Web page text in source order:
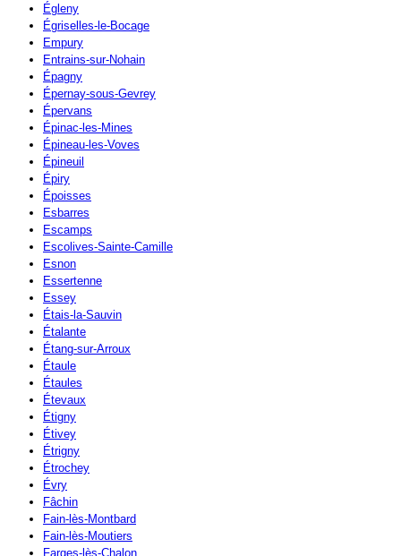
Égleny
Égriselles-le-Bocage
Empury
Entrains-sur-Nohain
Épagny
Épernay-sous-Gevrey
Épervans
Épinac-les-Mines
Épineau-les-Voves
Épineuil
Épiry
Époisses
Esbarres
Escamps
Escolives-Sainte-Camille
Esnon
Essertenne
Essey
Étais-la-Sauvin
Étalante
Étang-sur-Arroux
Étaule
Étaules
Étevaux
Étigny
Étivey
Étrigny
Étrochey
Évry
Fâchin
Fain-lès-Montbard
Fain-lès-Moutiers
Farges-lès-Chalon